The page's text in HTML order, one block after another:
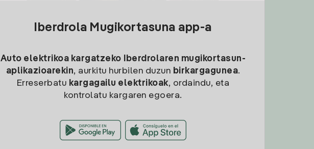
Iberdrola Mugikortasuna app-a
Auto elektrikoa kargatzeko
Iberdrolaren mugikortasun-
aplikazioarekin, aurkitu hurbilen duzun birkargagunea.
Erreserbatu kargagailu elektrikoak, ordaindu, eta
kontrolatu kargaren egoera.